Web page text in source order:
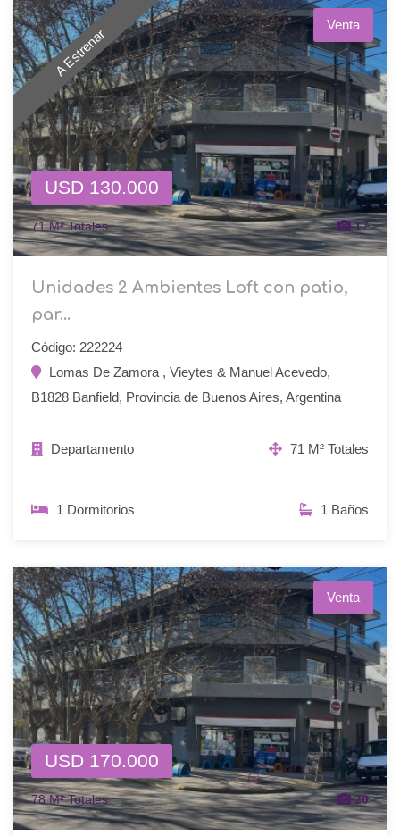
A Estrenar
Venta
USD 130.000
71 M² Totales 17
Unidades 2 Ambientes Loft con patio,
par...
Código: 222224
Lomas De Zamora , Vieytes & Manuel Acevedo,
B1828 Banfield, Provincia de Buenos Aires, Argentina
Departamento 71 M² Totales
1 Dormitorios 1 Baños
Venta
USD 170.000
78 M² Totales 20